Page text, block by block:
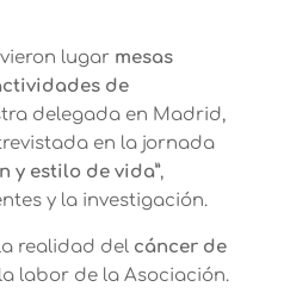
lugar mesas
de
delegada en Madrid,
en la jornada
y estilo de vida”,
y la investigación.
realidad del cáncer de
labor de la Asociación.